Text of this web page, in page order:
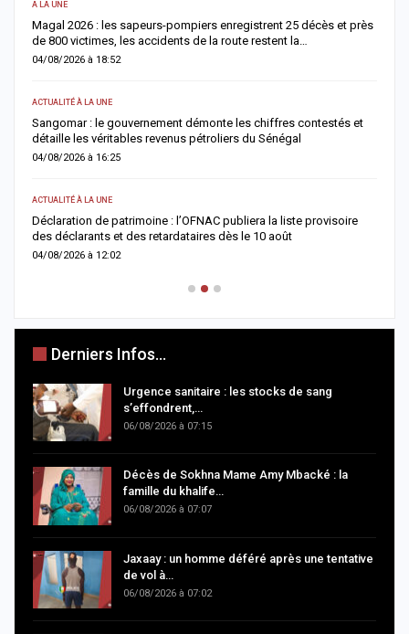
2026 : les sapeurs-pompiers enregistrent 25 décès et près
800 victimes, les accidents de la route restent la…
08/2026 à 18:52
À LA UNE
: le gouvernement démonte les chiffres contestés et
les véritables revenus pétroliers du Sénégal
08/2026 à 16:25
À LA UNE
de patrimoine : l’OFNAC publiera la liste provisoire
déclarants et des retardataires dès le 10 août
08/2026 à 12:02
Retour
Magal
Derniers Infos...
Urgence sanitaire : les stocks de sang
s’effondrent,…
06/08/2026 à 07:15
Décès de Sokhna Mame Amy Mbacké : la
famille du khalife…
06/08/2026 à 07:07
Jaxaay : un homme déféré après une tentative
de vol à…
06/08/2026 à 07:02